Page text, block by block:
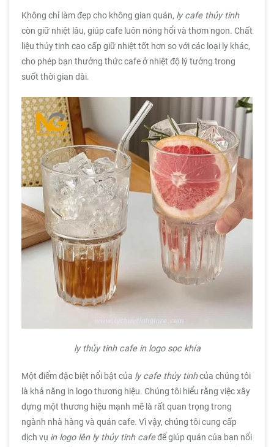
Không chỉ làm đẹp cho không gian quán, ly cafe thủy tinh
còn giữ nhiệt lâu, giúp cafe luôn nóng hổi và thơm ngon. Chất
liệu thủy tinh cao cấp giữ nhiệt tốt hơn so với các loại ly khác,
cho phép bạn thưởng thức cafe ở nhiệt độ lý tưởng trong
suốt thời gian dài.
ly thủy tinh cafe in logo sọc khía
Một điểm đặc biệt nổi bật của ly cafe thủy tinhcủa chúng tôi
là khả năng in logo thương hiệu. Chúng tôi hiểu rằng việc xây
dựng một thương hiệu mạnh mẽ là rất quan trọng trong
ngành nhà hàng và quán cafe. Vì vậy, chúng tôi cung cấp
dịch vụ in logo lên ly thủy tinh cafeđể giúp quán của bạn nổi